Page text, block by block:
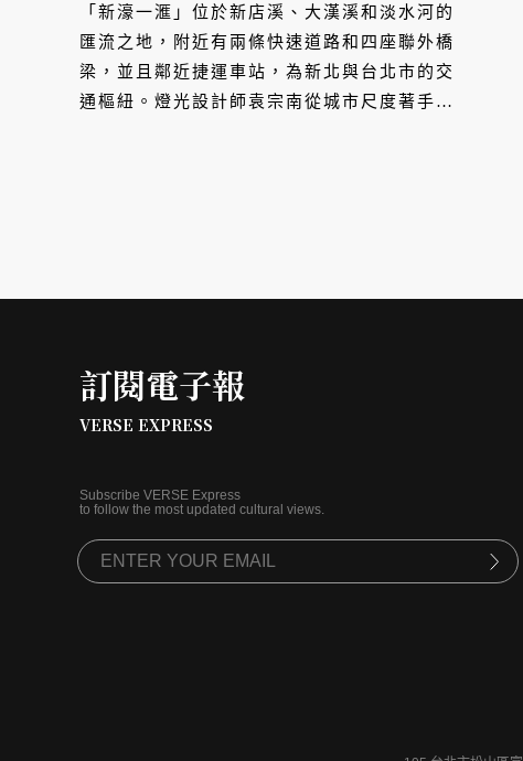
「新濠一滙」位於新店溪、大漢溪和淡水河的
匯流之地，附近有兩條快速道路和四座聯外橋
梁，並且鄰近捷運車站，為新北與台北市的交
通樞紐。燈光設計師袁宗南從城市尺度著手規
訂閱電子報
VERSE EXPRESS
Subscribe VERSE Express
to follow the most updated cultural views.